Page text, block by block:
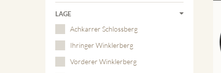
LAGE
Achkarrer Schlossberg
Ihringer Winklerberg
Vorderer Winklerberg